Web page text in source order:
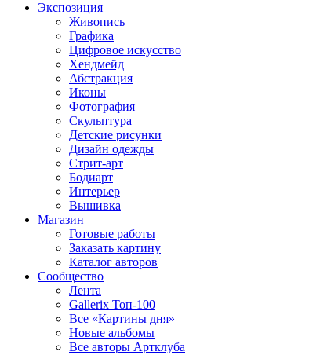
Экспозиция
Живопись
Графика
Цифровое искусство
Хендмейд
Абстракция
Иконы
Фотография
Скульптура
Детские рисунки
Дизайн одежды
Стрит-арт
Бодиарт
Интерьер
Вышивка
Магазин
Готовые работы
Заказать картину
Каталог авторов
Сообщество
Лента
Gallerix Топ-100
Все «Картины дня»
Новые альбомы
Все авторы Артклуба